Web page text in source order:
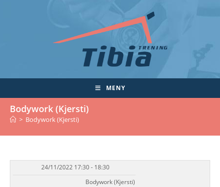
MENY
Bodywork (Kjersti)
> Bodywork (Kjersti)
DATO/TID EVENT TILGJENGELIGHET
24/11/2022 17:30 - 18:30
Bodywork (Kjersti)